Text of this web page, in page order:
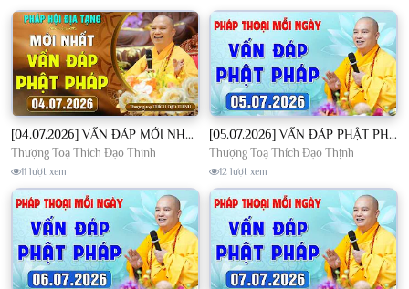
[04.07.2026] VẤN ĐÁP MỚI NHẤT - Pháp Hội Địa Tạng Chùa Khai Nguyên | TT. Thích Đạo Thịnh
Thượng Toạ Thích Đạo Thịnh
11 lượt xem
[05.07.2026] VẤN ĐÁP PHẬT PHÁP - Nghe Thầy giảng Pháp mỗi ngày CÔNG ĐỨC VÔ LƯỢNG│TT. Thích Đạo Thịnh
Thượng Toạ Thích Đạo Thịnh
12 lượt xem